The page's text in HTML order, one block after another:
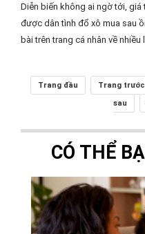
Diễn biến không ai ngờ tới,
được dân tình đổ xô mua sau
bài trên trang cá nhân về
Trang đầu Trang trước
sau
CÓ THỂ